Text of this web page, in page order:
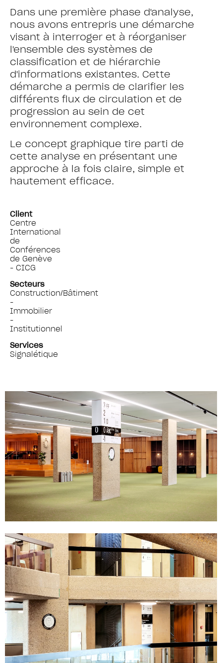
Dans une première phase d'analyse,
nous avons entrepris une démarche
visant à interroger et à réorganiser
l'ensemble des systèmes de
classification et de hiérarchie
d'informations existantes. Cette
démarche a permis de clarifier les
différents flux de circulation et de
progression au sein de cet
environnement complexe.
Le concept graphique tire parti de
cette analyse en présentant une
approche à la fois claire, simple et
hautement efficace.
Client
Centre
International
de
Conférences
de Genève
- CICG
Secteurs
Construction/Bâtiment
-
Immobilier
-
Institutionnel
Services
Signalétique